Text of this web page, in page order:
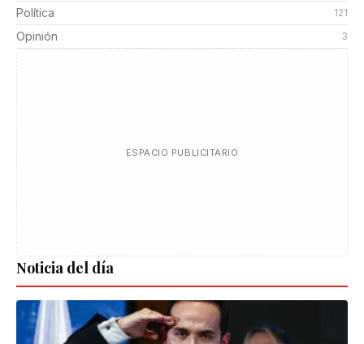
Política 121
Opinión 3
ESPACIO PUBLICITARIO
Noticia del día